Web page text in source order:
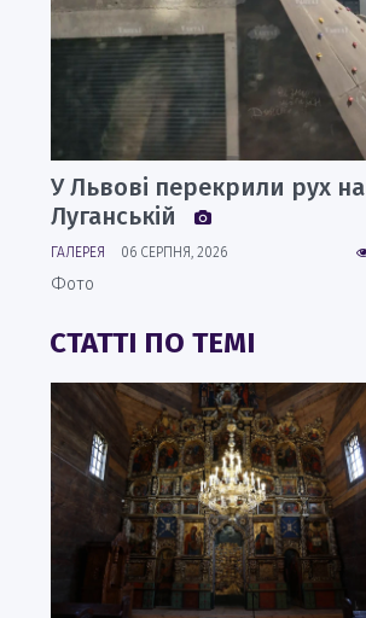
У Львові перекрили рух на
Луганській
ГАЛЕРЕЯ 06 СЕРПНЯ, 2026
Фото
СТАТТІ ПО ТЕМІ